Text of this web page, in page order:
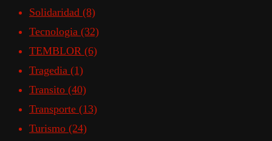
Solidaridad (8)
Tecnologia (32)
TEMBLOR (6)
Tragedia (1)
Transito (40)
Transporte (13)
Turismo (24)